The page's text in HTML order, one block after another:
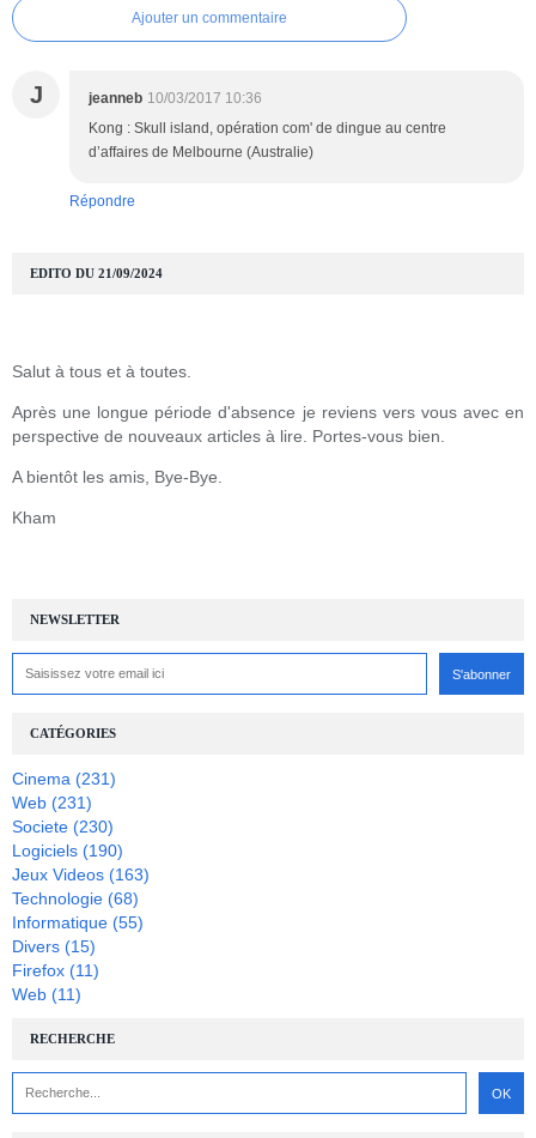
Ajouter un commentaire
J jeanneb 10/03/2017 10:36
Kong : Skull island, opération com' de dingue au centre
d’affaires de Melbourne (Australie)
Répondre
NEWSLETTER
RECHERCHE
CATÉGORIES
Cinema (231)
Web (231)
Societe (230)
Logiciels (190)
Jeux Videos (163)
Technologie (68)
Informatique (55)
Divers (15)
Firefox (11)
Web (11)
EDITO DU 21/09/2024
Salut à tous et à toutes.
Après une longue période d'absence je reviens vers vous avec en
perspective de nouveaux articles à lire. Portes-vous bien.
A bientôt les amis, Bye-Bye.
Kham